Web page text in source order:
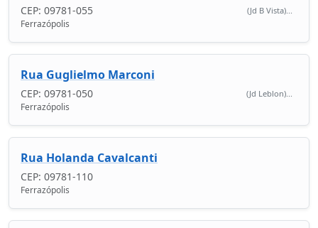
CEP: 09781-055 (Jd B Vista)...
Ferrazópolis
Rua Guglielmo Marconi
CEP: 09781-050 (Jd Leblon)...
Ferrazópolis
Rua Holanda Cavalcanti
CEP: 09781-110
Ferrazópolis